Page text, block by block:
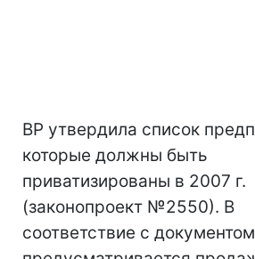
ВР утвердила список
которые должны быть
приватизированы в 2007 г.
(законопроект №2550). В
соответствие с